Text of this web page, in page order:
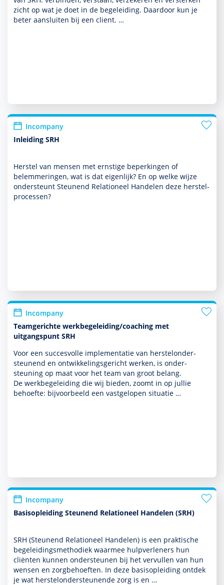
zicht op wat je doet in de bege­lei­ding. Daardoor kun je
beter aansluiten bij een client. …
Incompany
Inleiding SRH
Herstel van mensen met ernstige beper­kingen of
belemmeringen, wat is dat eigenlijk? En op welke wijze
onder­steunt Steunend Relationeel Han­delen deze her­stel­
processen?
Incompany
Teamgerichte werkbegeleiding/coaching met
uitgangspunt SRH
Voor een succesvolle implemen­tatie van herstelonder­
steunend en ont­wikke­lingsgericht werken, is onder­
steuning op maat voor het team van groot belang.
De werkbege­lei­ding die wij bieden, zoomt in op jullie
behoefte: bij­voor­beeld een vastgelopen situatie …
Incompany
Basisopleiding Steunend Relationeel Handelen (SRH)
SRH (Steunend Relationeel Han­delen) is een prak­tische
bege­lei­dingsmetho­diek waarmee hulp­ver­le­ners hun
cliënten kunnen onder­steunen bij het vervullen van hun
wensen en zorg­behoef­ten. In deze basis­opleiding ontdek
je wat herstelonder­steunende zorg is en …